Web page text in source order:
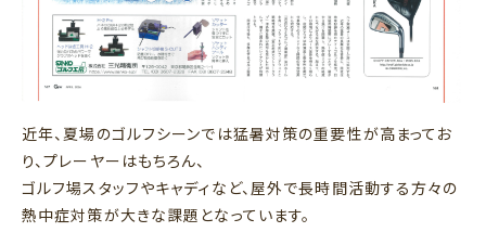
近年、夏場のゴルフシーンでは猛暑対策の重要性が高まってお
り、プレーヤーはもちろん、
ゴルフ場スタッフやキャディなど、屋外で長時間活動する方々の
熱中症対策が大きな課題となっています。